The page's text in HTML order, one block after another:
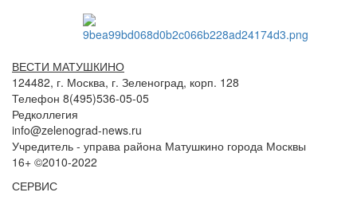
ВЕСТИ МАТУШКИНО
124482, г. Москва, г. Зеленоград, корп. 128
Телефон 8(495)536-05-05
Редколлегия
info@zelenograd-news.ru
Учредитель - управа района Матушкино города Москвы
16+ ©2010-2022
СЕРВИС